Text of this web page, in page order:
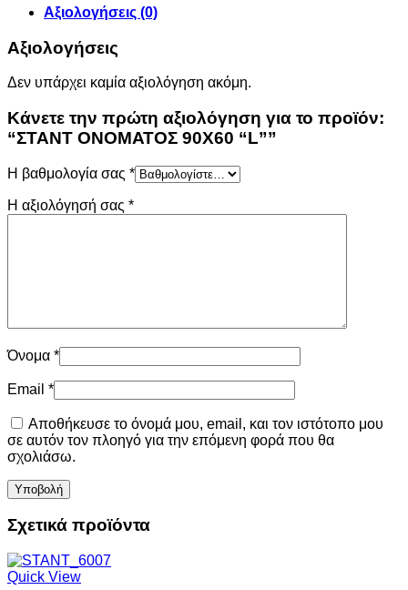
Αξιολογήσεις (0)
Αξιολογήσεις
Δεν υπάρχει καμία αξιολόγηση ακόμη.
Κάνετε την πρώτη αξιολόγηση για το προϊόν:
“ΣΤΑΝΤ ΟΝΟΜΑΤΟΣ 90X60 “L””
Η βαθμολογία σας *
Η αξιολόγησή σας *
Όνομα *
Email *
Αποθήκευσε το όνομά μου, email, και τον ιστότοπο μου
σε αυτόν τον πλοηγό για την επόμενη φορά που θα
σχολιάσω.
Σχετικά προϊόντα
Quick View